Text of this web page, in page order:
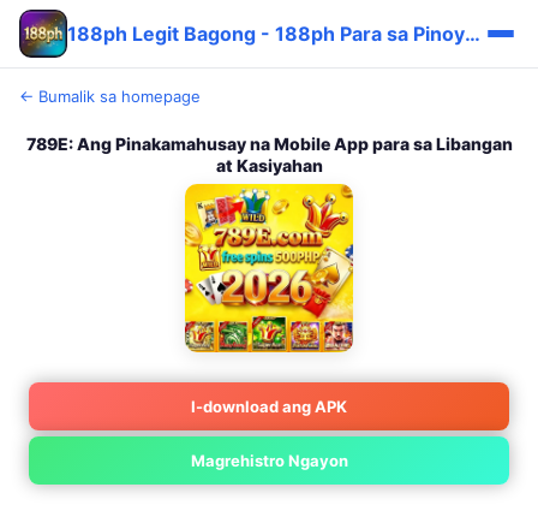
188ph Legit Bagong - 188ph Para sa Pinoy Cashback ⭐
← Bumalik sa homepage
789E: Ang Pinakamahusay na Mobile App para sa Libangan
at Kasiyahan
I-download ang APK
Magrehistro Ngayon